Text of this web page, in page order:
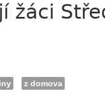
žáci
z domova